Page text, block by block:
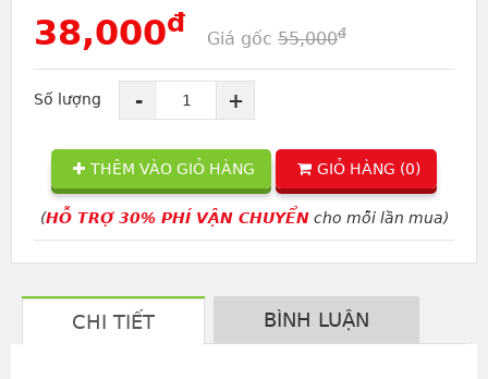
38,000đ
Giá gốc 55,000đ
Số lượng - +
THÊM VÀO GIỎ HÀNG GIỎ HÀNG (0)
(HỖ TRỢ 30% PHÍ VẬN CHUYỂNcho mỗi lần mua)
CHI TIẾT BÌNH LUẬN